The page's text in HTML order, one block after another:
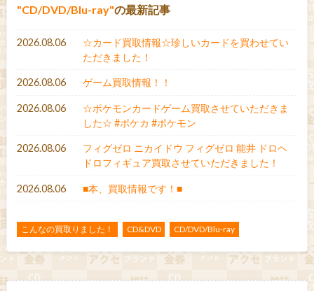
CD/DVD/Blu-ray の最新記事
2026.08.06
☆カード買取情報☆珍しいカードを買わせてい
ただきました！
2026.08.06 ゲーム買取情報！！
2026.08.06
☆ポケモンカードゲーム買取させていただきま
した☆ #ポケカ #ポケモン
2026.08.06
フィグゼロ ニカイドウ フィグゼロ 能井 ドロヘ
ドロフィギュア買取させていただきました！
2026.08.06 ■本、買取情報です！■
こんなの買取りました！ CD&DVD CD/DVD/Blu-ray